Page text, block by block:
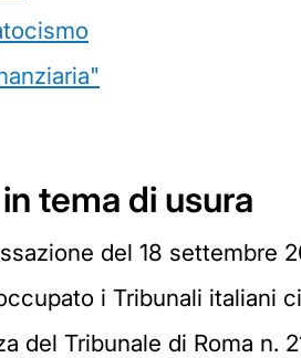
tema di usura
del 18 settembre
i Tribunali italiani
Tribunale di Roma n.